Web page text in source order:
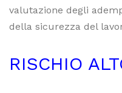
valutazione degli
della sicurezza del
RISCHIO